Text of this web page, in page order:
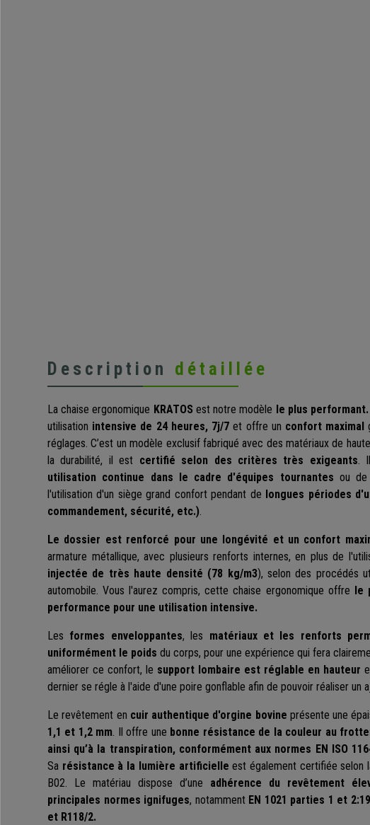
Description détaillée
La chaise ergonomique KRATOS est notre modèle le plus performant.
utilisation intensive de 24 heures, 7j/7 et offre un confort maximal
réglages. C’est un modèle exclusif fabriqué avec des matériaux de
la durabilité, il est certifié selon des critères très exigeants.
utilisation continue dans le cadre d'équipes tournantes ou de
l'utilisation d'un siège grand confort pendant de longues périodes
commandement, sécurité, etc.).
Le dossier est renforcé pour une longévité et un confort
armature métallique, avec plusieurs renforts internes, en plus de
injectée de très haute densité (78 kg/m3), selon des procédés
automobile. Vous l'aurez compris, cette chaise ergonomique offre le
performance pour une utilisation intensive.
Les formes enveloppantes, les matériaux et les renforts
uniformément le poids du corps, pour une expérience qui fera
améliorer ce confort, le support lombaire est réglable en hauteur
dernier se régle à l'aide d'une poire gonflable afin de pouvoir réaliser un
Le revêtement en cuir authentique d'orgine bovine présente une
1,1 et 1,2 mm. Il offre une bonne résistance de la couleur au
ainsi qu’à la transpiration, conformément aux normes EN ISO
Sa résistance à la lumière artificielle est également certifiée selon
B02. Le matériau dispose d’une adhérence du revêtement
principales normes ignifuges, notamment EN 1021 parties 1 et
et R118/2.